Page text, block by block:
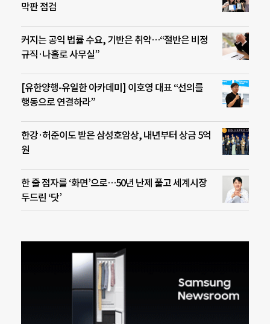
막판 점검
커지는 공익 법률 수요, 기반은 취약…“절반은 비정
규직·나홀로 사무실”
[유한양행-유일한 아카데미] 이호영 대표 “선의를
행동으로 연결하라”
한강·허준이도 받은 삼성호암상, 내년부터 상금 5억
원
한 줄 점자를 ‘화면’으로…50년 난제 풀고 세계시장
두드린 ‘닷’